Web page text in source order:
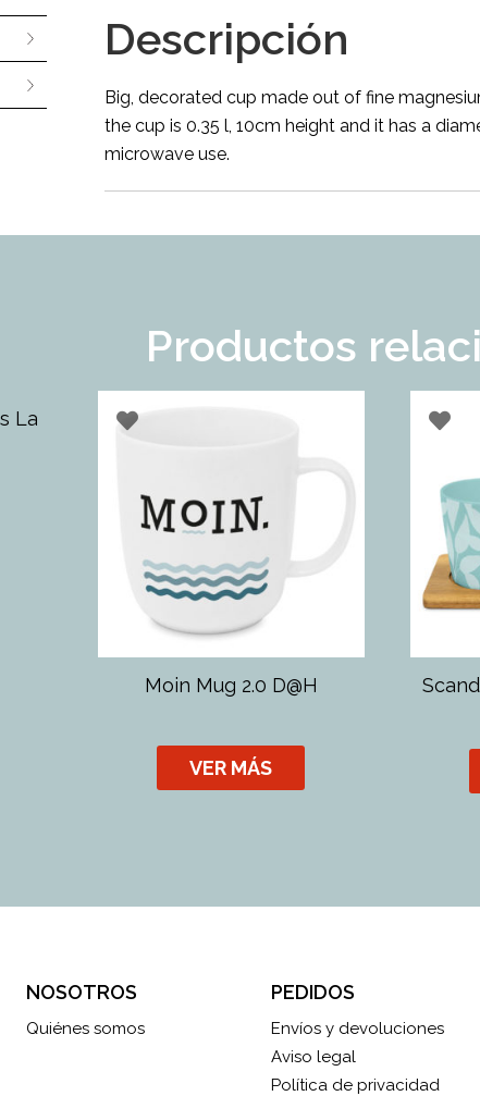
Descripción
Big, decorated cup made out of fine
the cup is 0.35 l, 10cm height and it has a
microwave use.
Productos
La
Moin Mug 2.0 D@H
VER MÁS
NOSOTROS
Quiénes somos
PEDIDOS
Envíos y devoluciones
Aviso legal
Política de privacidad